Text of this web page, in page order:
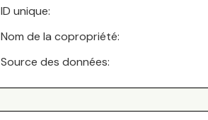
ID unique:
Nom de la copropriété:
Source des données: